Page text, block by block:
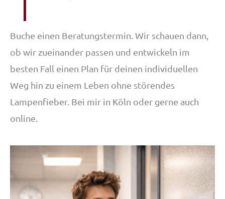
Buche einen Beratungstermin. Wir schauen dann,
ob wir zueinander passen und entwickeln im
besten Fall einen Plan für deinen individuellen
Weg hin zu einem Leben ohne störendes
Lampenfieber. Bei mir in Köln oder gerne auch
online.